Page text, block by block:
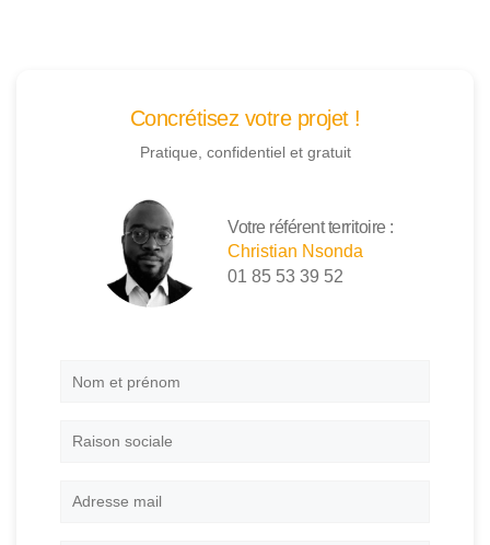
Concrétisez votre projet !
Pratique, confidentiel et gratuit
Votre référent territoire :
Christian Nsonda
01 85 53 39 52
Nom
Raison
Adresse